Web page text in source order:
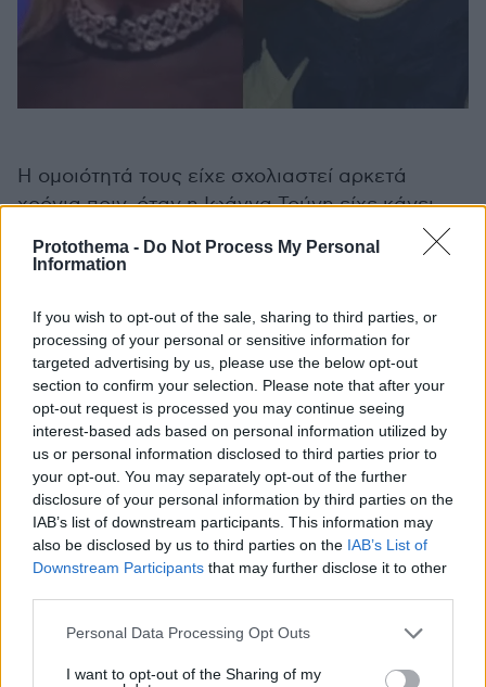
Protothema - Do Not Process My Personal
Information
If you wish to opt-out of the sale, sharing to third parties, or
processing of your personal or sensitive information for
targeted advertising by us, please use the below opt-out
section to confirm your selection. Please note that after your
opt-out request is processed you may continue seeing
interest-based ads based on personal information utilized by
us or personal information disclosed to third parties prior to
your opt-out. You may separately opt-out of the further
disclosure of your personal information by third parties on the
IAB’s list of downstream participants. This information may
also be disclosed by us to third parties on the IAB’s List of
Downstream Participants that may further disclose it to other
Please note that this website/app uses one or more Google
not limited to your visit or usage behaviour. You may click to
Personal Data Processing Opt Outs
I want to opt-out of the Sharing of my
Η ομοιότητά τους είχε σχολιαστεί αρκετά
χρόνια πριν, όταν η Ιωάννα Τούνη είχε κάνει
την πρώτη της τηλεοπτική εμφάνιση στο «My
Style Rocks» και είχε παραδεχτεί πως όντως
Πολλοί από όσους είδαν το TikTok έσπευσαν να
σχολιάσουν. Άλλοι σχολίασαν το ποσό που
έδωσε η Ιωάννα Τούνη και άλλοι, το πόσο και
αν άλλαξε το πρόσωπό της μετά την επέμβαση.